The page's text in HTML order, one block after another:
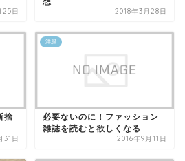
25日 2018年3月28日
捨
31日
洋服
必要ないのに！ファッション
雑誌を読むと欲しくなる
2016年9月11日